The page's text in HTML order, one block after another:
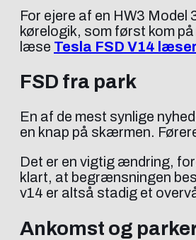
For ejere af en HW3
kørelogik, som først kom
læse Tesla FSD V14
FSD fra park
En af de mest synlige
en knap på skærmen.
Det er en vigtig ændring,
klart, at begrænsningen
v14 er altså stadig et
Ankomst og